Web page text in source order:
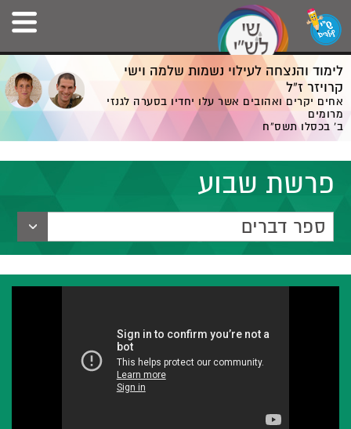
לימוד והנצחה לעילוי נשמות שלמה וישי
קרויזר ז”ל
אחים יקרים ואהובים אשר עלו יחדיו בסערה לגנזי
מרומים
ב' בכסלו תשס”ח
פרשת שבוע
ספר דברים